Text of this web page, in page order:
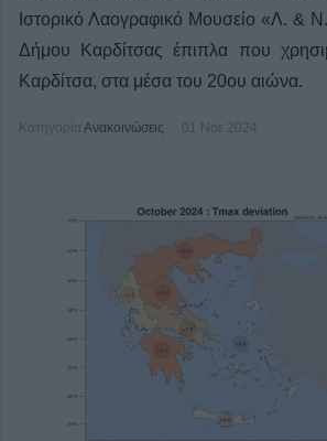
Ιστορικό Λαογραφικό Μουσείο «Λ. &
Δήμου Καρδίτσας έπιπλα που
Καρδίτσα, στα μέσα του 20ου αιώνα.
Κατηγορία Ανακοινώσεις 01 Νοε 2024